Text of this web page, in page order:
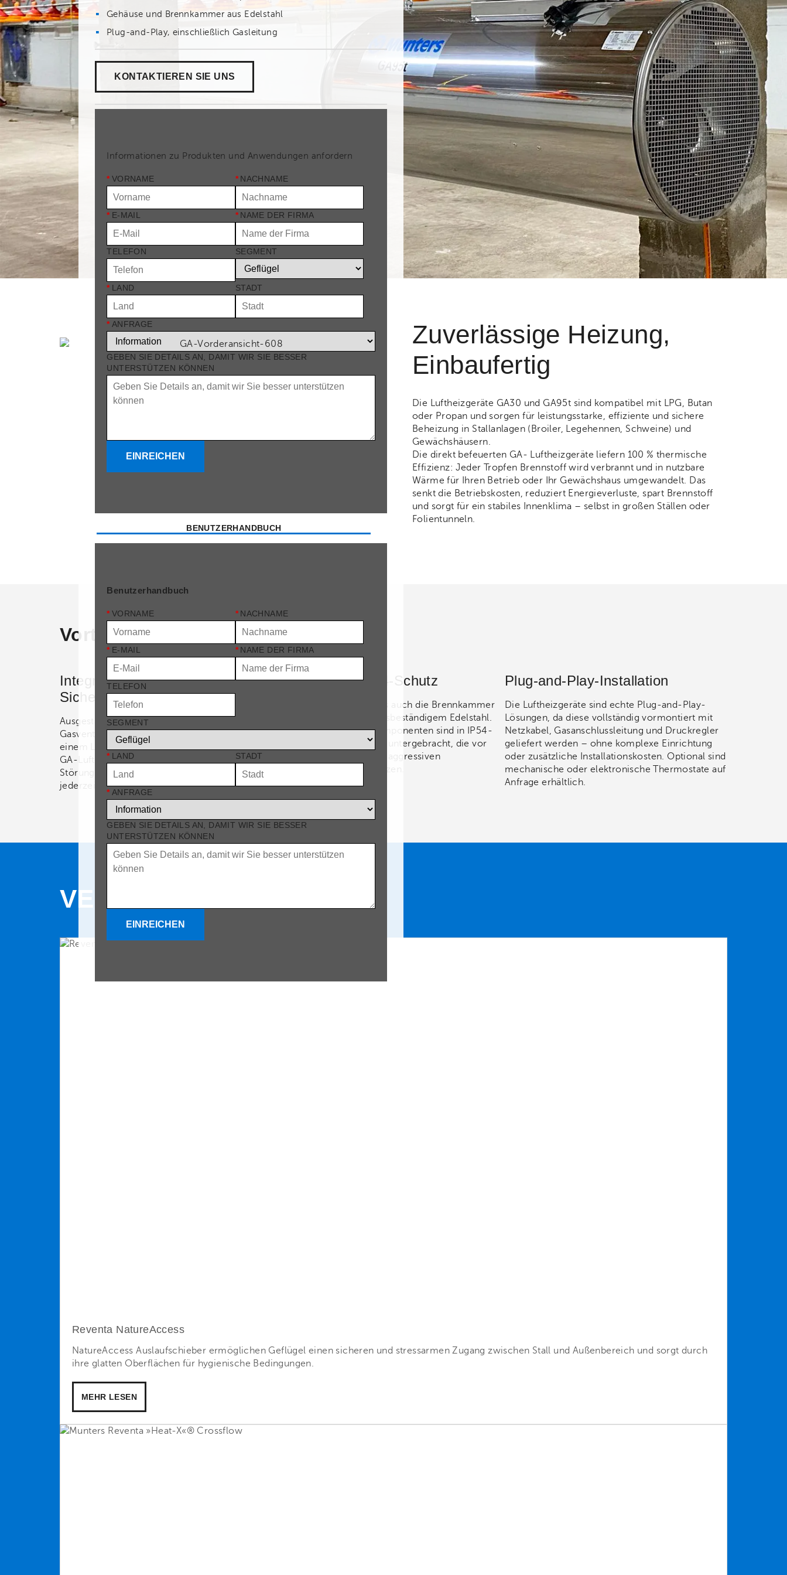
Gehäuse und Brennkammer aus Edelstahl
Plug-and-Play, einschließlich Gasleitung
KONTAKTIEREN SIE UNS
Informationen zu Produkten und Anwendungen anfordern
* VORNAME * NACHNAME
* E-MAIL * NAME DER FIRMA
TELEFON SEGMENT
* LAND STADT
* ANFRAGE
GEBEN SIE DETAILS AN, DAMIT WIR SIE BESSER
UNTERSTÜTZEN KÖNNEN
EINREICHEN
BENUTZERHANDBUCH
Benutzerhandbuch
* VORNAME * NACHNAME
* E-MAIL * NAME DER FIRMA
TELEFON
SEGMENT
* LAND STADT
* ANFRAGE
GEBEN SIE DETAILS AN, DAMIT WIR SIE BESSER
UNTERSTÜTZEN KÖNNEN
EINREICHEN
Zuverlässige Heizung,
Einbaufertig
Die Luftheizgeräte GA30 und GA95t sind kompatibel mit LPG, Butan
oder Propan und sorgen für leistungsstarke, effiziente und sichere
Beheizung in Stallanlagen (Broiler, Legehennen, Schweine) und
Gewächshäusern.
Die direkt befeuerten GA- Luftheizgeräte liefern 100 % thermische
Effizienz: Jeder Tropfen Brennstoff wird verbrannt und in nutzbare
Wärme für Ihren Betrieb oder Ihr Gewächshaus umgewandelt. Das
senkt die Betriebskosten, reduziert Energieverluste, spart Brennstoff
und sorgt für ein stabiles Innenklima – selbst in großen Ställen oder
Folientunneln.
Vorteile
Integrierte
Sicherheitsmechanismen
Ausgestattet mit einem doppelten Magnet-
Gasventil, einem Überhitzungsschutzschalter und
einem Luftstrom-Drucksensor schalten sich die
GA-Luftheizgeräte bei Blockierungen oder
Störungen automatisch ab und gewährleistet so
jederzeit einen sicheren Betrieb.
Edelstahl & IP54-Schutz
Sowohl das Gehäuse als auch die Brennkammer
bestehen aus korrosionsbeständigem Edelstahl.
Alle elektronischen Komponenten sind in IP54-
zertifizierten Gehäusen untergebracht, die vor
Staub, Feuchtigkeit und aggressiven
Plug-and-Play-Installation
Die Luftheizgeräte sind echte Plug-and-Play-
Lösungen, da diese vollständig vormontiert mit
Netzkabel, Gasanschlussleitung und Druckregler
geliefert werden – ohne komplexe Einrichtung
oder zusätzliche Installationskosten. Optional sind
mechanische oder elektronische Thermostate auf
Anfrage erhältlich.
VERWANDTE PRODUKTE
Reventa NatureAccess
NatureAccess Auslaufschieber ermöglichen Geflügel einen sicheren und stressarmen Zugang zwischen Stall und Außenbereich und sorgt durch
ihre glatten Oberflächen für hygienische Bedingungen.
MEHR LESEN